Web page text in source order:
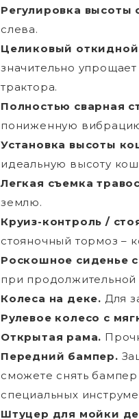
Регулировка высоты
слева.
Целиковый откидной
значительно
трактора.
Полностью сварная
пониженную
Установка высоты
идеальную высоту
Легкая съемка
землю.
Круиз-контроль /
стояночный тормоз –
Роскошное сиденье
при продолжительной
Колеса на деке. Для
Рулевое колесо с
Открытая рама.
Передний бампер.
сможете снять
специальных
Штуцер для мойки